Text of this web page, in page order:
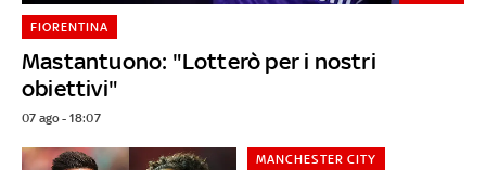
Mastantuono: "Lotterò per i nostri
obiettivi"
FIORENTINA
07 ago - 18:07
MANCHESTER CITY